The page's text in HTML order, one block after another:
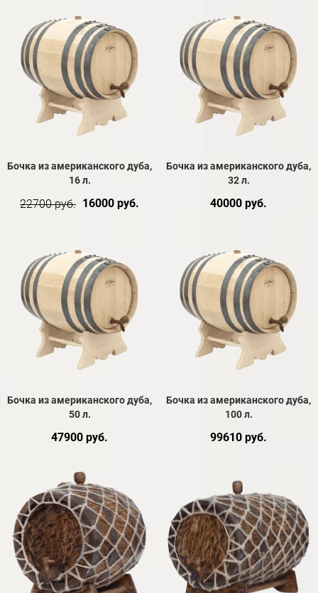
Бочка из американского дуба,
16 л.
22700 руб. 16000 руб.
Бочка из американского дуба,
32 л.
40000 руб.
Бочка из американского дуба,
50 л.
47900 руб.
Бочка из американского дуба,
100 л.
99610 руб.